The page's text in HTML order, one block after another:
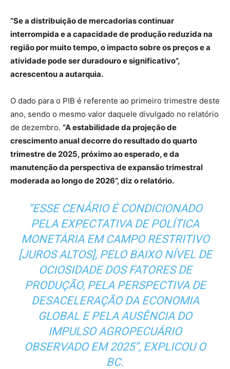
“Se a distribuição de mercadorias continuar
interrompida e a capacidade de produção reduzida na
região por muito tempo, o impacto sobre os preços e a
atividade pode ser duradouro e significativo”,
acrescentou a autarquia.
O dado para o PIB é referente ao primeiro trimestre deste
ano, sendo o mesmo valor daquele divulgado no relatório
de dezembro. “A estabilidade da projeção de
crescimento anual decorre do resultado do quarto
trimestre de 2025, próximo ao esperado, e da
manutenção da perspectiva de expansão trimestral
moderada ao longo de 2026”, diz o relatório.
“ESSE CENÁRIO É CONDICIONADO
PELA EXPECTATIVA DE POLÍTICA
MONETÁRIA EM CAMPO RESTRITIVO
[JUROS ALTOS], PELO BAIXO NÍVEL DE
OCIOSIDADE DOS FATORES DE
PRODUÇÃO, PELA PERSPECTIVA DE
DESACELERAÇÃO DA ECONOMIA
GLOBAL E PELA AUSÊNCIA DO
IMPULSO AGROPECUÁRIO
OBSERVADO EM 2025”, EXPLICOU O
BC.